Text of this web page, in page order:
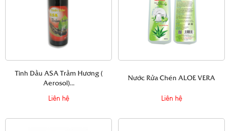
Tinh Dầu ASA Trầm Hương (
Aerosol)...
Liên hệ
Nước Rửa Chén ALOE VERA
Liên hệ